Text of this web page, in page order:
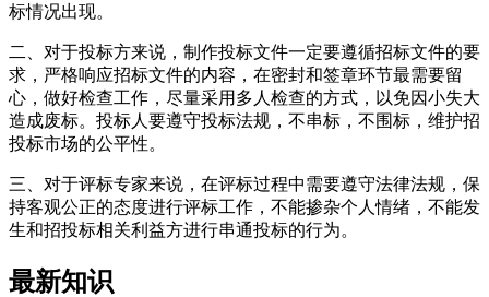
标情况出现。
二、对于投标方来说，制作投标文件一定要遵循招标文件的要
求，严格响应招标文件的内容，在密封和签章环节最需要留
心，做好检查工作，尽量采用多人检查的方式，以免因小失大
造成废标。投标人要遵守投标法规，不串标，不围标，维护招
投标市场的公平性。
三、对于评标专家来说，在评标过程中需要遵守法律法规，保
持客观公正的态度进行评标工作，不能掺杂个人情绪，不能发
生和招投标相关利益方进行串通投标的行为。
最新知识